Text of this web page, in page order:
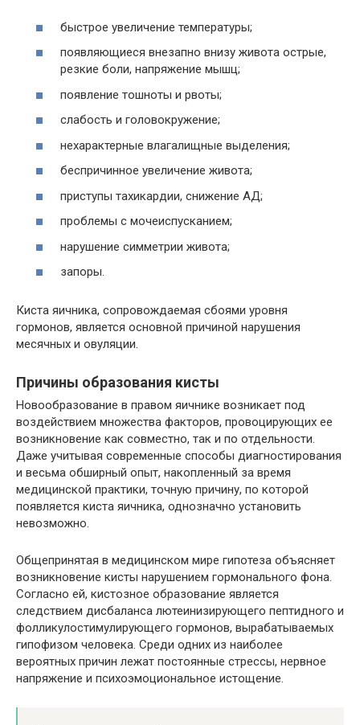
быстрое увеличение температуры;
появляющиеся внезапно внизу живота острые,
резкие боли, напряжение мышц;
появление тошноты и рвоты;
слабость и головокружение;
нехарактерные влагалищные выделения;
беспричинное увеличение живота;
приступы тахикардии, снижение АД;
проблемы с мочеиспусканием;
нарушение симметрии живота;
запоры.
Киста яичника, сопровождаемая сбоями уровня
гормонов, является основной причиной нарушения
месячных и овуляции.
Причины образования кисты
Новообразование в правом яичнике возникает под
воздействием множества факторов, провоцирующих ее
возникновение как совместно, так и по отдельности.
Даже учитывая современные способы диагностирования
и весьма обширный опыт, накопленный за время
медицинской практики, точную причину, по которой
появляется киста яичника, однозначно установить
невозможно.
Общепринятая в медицинском мире гипотеза объясняет
возникновение кисты нарушением гормонального фона.
Согласно ей, кистозное образование является
следствием дисбаланса лютеинизирующего пептидного и
фолликулостимулирующего гормонов, вырабатываемых
гипофизом человека. Среди одних из наиболее
вероятных причин лежат постоянные стрессы, нервное
напряжение и психоэмоциональное истощение.